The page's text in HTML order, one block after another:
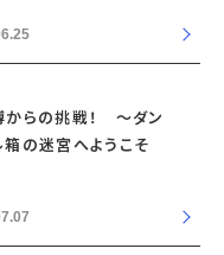
からの挑戦！ ～ダン
箱の迷宮へようこそ